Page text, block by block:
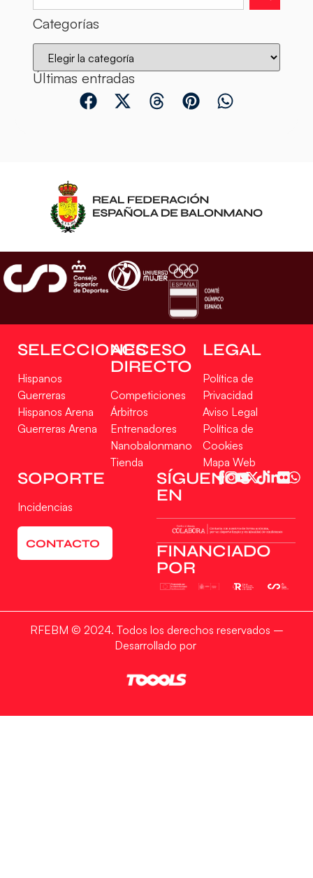
Gestionar consentimiento
Para ofrecer las mejores experiencias, utilizamos tecnologías como las cookies
para almacenar y/o acceder a la información del dispositivo. El consentimiento
de estas tecnologías nos permitirá procesar datos como el comportamiento de
navegación o las identificaciones únicas en este sitio. No consentir o retirar el
consentimiento, puede afectar negativamente a ciertas características y
funciones.
Denegar
Categorías
Últimas entradas
SELECCIONES
Hispanos
Guerreras
Hispanos Arena
Guerreras Arena
ACCESO
DIRECTO
Competiciones
Árbitros
Entrenadores
Nanobalonmano
Tienda
LEGAL
Política de
Privacidad
Aviso Legal
Política de
Cookies
Mapa Web
SOPORTE
Incidencias
CONTACTO
SÍGUENOS
EN
FINANCIADO
POR
RFEBM © 2024. Todos los derechos reservados –
Desarrollado por